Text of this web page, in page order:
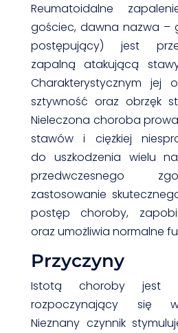
Reumatoidalne
gościec, dawna nazwa –
postępujący) jest
zapalną atakującą
Charakterystycznym jej
sztywność oraz obrzęk
Nieleczona choroba
stawów i ciężkiej
do uszkodzenia wielu
przedwczesnego
zastosowanie
postęp choroby,
oraz umożliwia normalne
Przyczyny
Istotą choroby jest
rozpoczynający się
Nieznany czynnik